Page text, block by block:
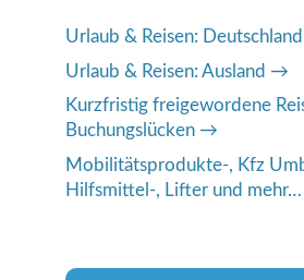
Urlaub & Reisen: Deutschland
Urlaub & Reisen: Ausland
Kurzfristig freigewordene
Buchungslücken
Mobilitätsprodukte-, Kfz
Hilfsmittel-, Lifter und mehr…